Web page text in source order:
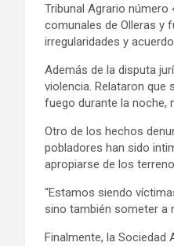
Tribunal Agrario número
comunales de Olleras y
irregularidades y
Además de la disputa
violencia. Relataron
fuego durante la noche,
Otro de los hechos
pobladores han sido
apropiarse de los
“Estamos siendo
sino también someter a
Finalmente, la Sociedad